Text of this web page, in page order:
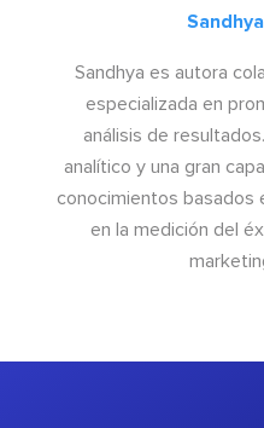
Sandhya es autora
especializada en
análisis de
analítico y una gran
conocimientos basados
en la medición del